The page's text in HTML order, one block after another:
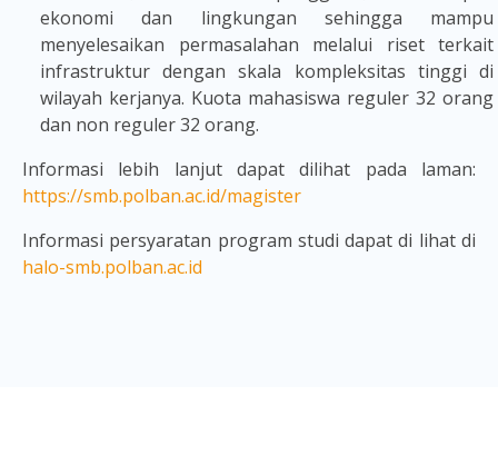
ekonomi dan lingkungan sehingga mampu
menyelesaikan permasalahan melalui riset terkait
infrastruktur dengan skala kompleksitas tinggi di
wilayah kerjanya. Kuota mahasiswa reguler 32 orang
dan non reguler 32 orang.
Informasi lebih lanjut dapat dilihat pada laman:
https://smb.polban.ac.id/magister
Informasi persyaratan program studi dapat di lihat di
halo-smb.polban.ac.id